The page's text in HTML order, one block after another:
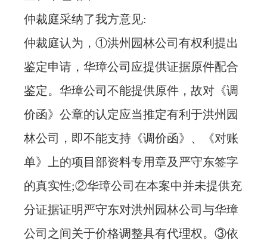
仲裁庭采纳了我方意见:
仲裁庭认为，①洪州园林公司有权利提出
鉴定申请，华璋公司应提供证据原件配合
鉴定。华璋公司不能提供原件，故对《调
价函》公章的认定应当推定有利于洪州园
林公司，即不能支持《调价函》、《对账
单》上的项目部资料专用章及严守东签字
的真实性;②华璋公司在本案中并未提供充
分证据证明严守东对洪州园林公司与华璋
公司之间关于价格调整具有代理权。③依